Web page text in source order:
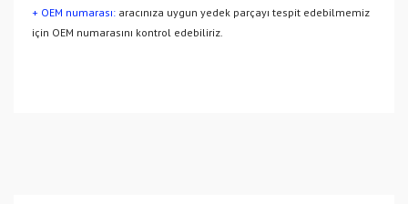
+ OEM numarası: aracınıza uygun yedek parçayı tespit edebilmemiz
için OEM numarasını kontrol edebiliriz.